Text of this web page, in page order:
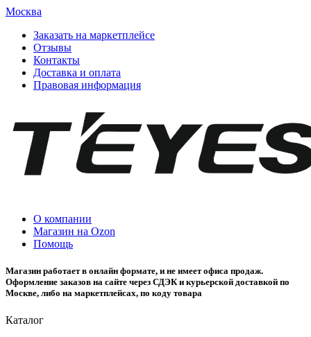
Москва
Заказать на маркетплейсе
Отзывы
Контакты
Доставка и оплата
Правовая информация
О компании
Магазин на Ozon
Помощь
Магазин работает в онлайн формате, и не имеет офиса продаж.
Оформление заказов на сайте через СДЭК и курьерской доставкой по
Москве, либо на маркетплейсах, по коду товара
Каталог